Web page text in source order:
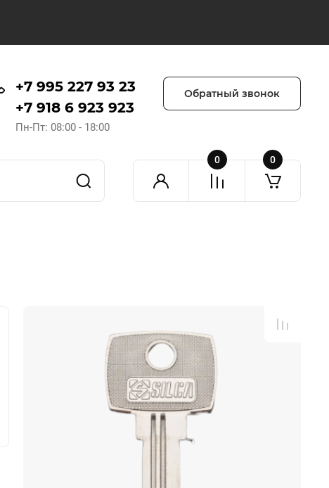
+7 995 227 93 23
+7 918 6 923 923
Пн-Пт: 08:00 - 18:00
Обратный звонок
0 0